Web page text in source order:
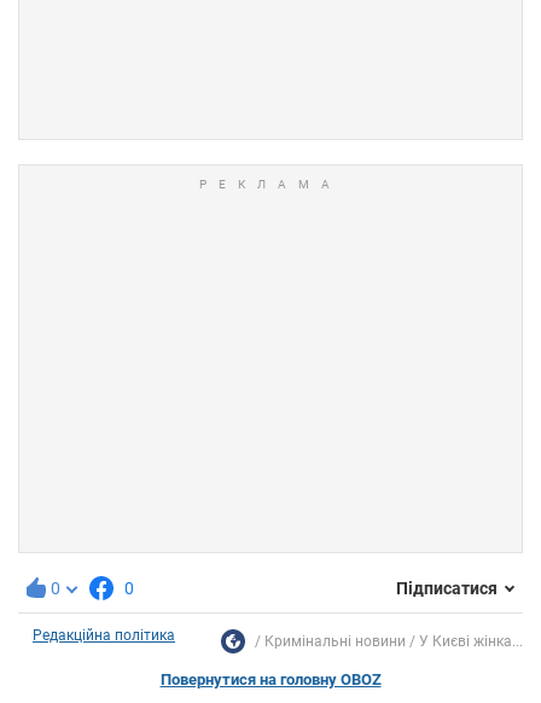
0 0 Підписатися
Редакційна політика Кримінальні новини У Києві жінка...
Повернутися на головну OBOZ